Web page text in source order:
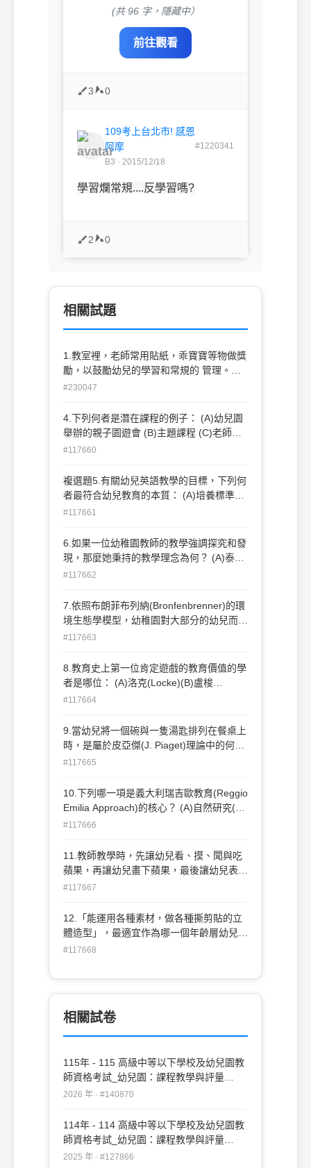
(共 96 字，隱藏中）
前往觀看
3 0
109考上台北市! 感恩
阿摩
B3 · 2015/12/18
#1220341
學習爛常規....反學習嗎?
2 0
相關試題
1.教室裡，老師常用貼紙，乖寶寶等物做獎
勵，以鼓勵幼兒的學習和常規的 管理。這
種行為的背後理念是源自於： (A) 行為學派
上皆是。
#230047
4.下列何者是潛在課程的例子： (A)幼兒園
舉辦的親子園遊會 (B)主題課程 (C)老師鼓
勵男孩勇敢冒險，稱讚女孩乖巧溫柔 (D)進
#117660
複選題5.有關幼兒英語教學的目標，下列何
者最符合幼兒教育的本質： (A)培養標準的
英語發音能力 (B)落實多元文化教育 (C)培
的關係
#117661
6.如果一位幼稚園教師的教學強調探究和發
現，那麼她秉持的教學理念為何？ (A)泰勒
模式(B)永恆主義(C)過程模式(D)精粹主義
#117662
7.依照布朗菲布列納(Bronfenbrenner)的環
境生態學模型，幼稚園對大部分的幼兒而言
是屬於哪一個系統？ (A)小系統(B)中間系統
#117663
8.教育史上第一位肯定遊戲的教育價值的學
者是哪位： (A)洛克(Locke)(B)盧梭
(Rosseau)(C)福祿貝爾(Frobel)(D)杜威
#117664
9.當幼兒將一個碗與一隻湯匙排列在餐桌上
時，是屬於皮亞傑(J. Piaget)理論中的何種
活動： (A)符號表徵活動 (B)物理知識活動
#117665
10.下列哪一項是義大利瑞吉歐教育(Reggio
Emilia Approach)的核心？ (A)自然研究(B)
社區文化研究(C)語文教育(D)生活感官教育
#117666
11.教師教學時，先讓幼兒看、摸、聞與吃
蘋果，再讓幼兒畫下蘋果，最後讓幼兒表達
其對蘋果的認識，是運用教材排列的何種原
到繁(D)由舊經驗到新經驗
#117667
12.「能運用各種素材，做各種撕剪貼的立
體造型」，最適宜作為哪一個年齡層幼兒的
單元目標： (A)中班認知能力(B)大班動作技
能
#117668
相關試卷
115年 - 115 高級中等以下學校及幼兒園教
師資格考試_幼兒園：課程教學與評量
#140870
2026 年 · #140870
114年 - 114 高級中等以下學校及幼兒園教
師資格考試_幼兒園：課程教學與評量
#127866
2025 年 · #127866